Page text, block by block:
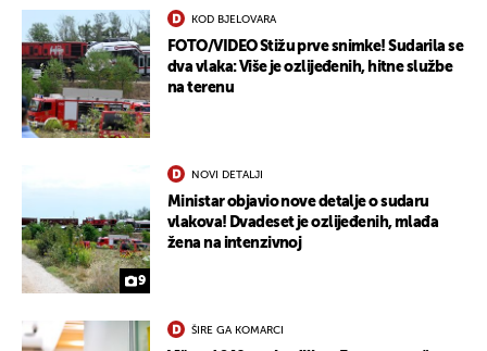
KOD BJELOVARA
FOTO/VIDEO Stižu prve snimke! Sudarila se
dva vlaka: Više je ozlijeđenih, hitne službe
na terenu
9
NOVI DETALJI
Ministar objavio nove detalje o sudaru
vlakova! Dvadeset je ozlijeđenih, mlađa
žena na intenzivnoj
ŠIRE GA KOMARCI